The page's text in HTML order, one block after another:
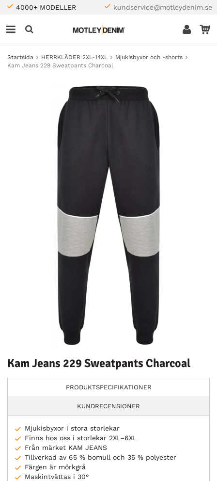
4000+ MODELLER kundservice@motleydenim.se
Startsida HERRKLÄDER 2XL-14XL
Mjukisbyxor och -shorts
Kam Jeans 229 Sweatpants Charcoal
Kam Jeans 229 Sweatpants Charcoal
PRODUKTSPECIFIKATIONER
KUNDRECENSIONER
Mjukisbyxor i stora storlekar
Finns hos oss i storlekar 2XL–6XL
Från märket KAM JEANS
Tillverkad av 65 % bomull och 35 % polyester
Färgen är mörkgrå
Maskintvättas i 30°